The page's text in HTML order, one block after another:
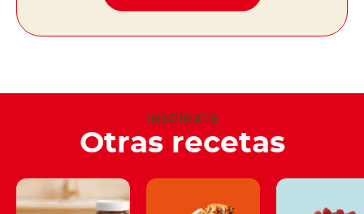
INSPÍRATE
Otras recetas